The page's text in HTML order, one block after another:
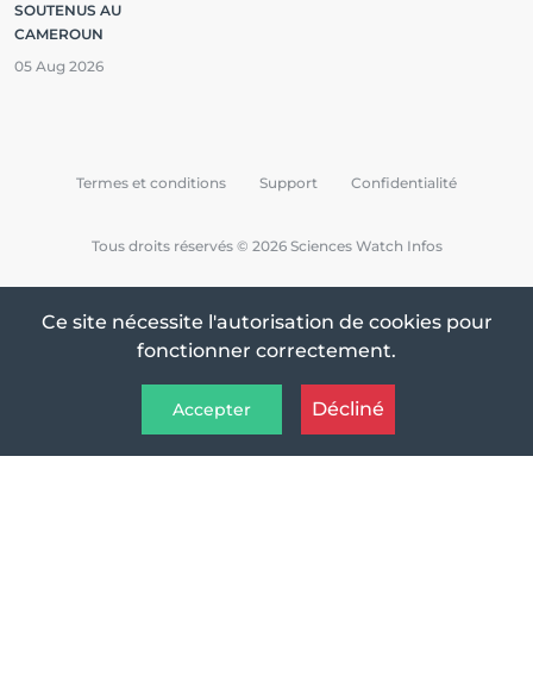
SOUTENUS AU
CAMEROUN
05 Aug 2026
Tous droits réservés © 2026 Sciences Watch Infos
Termes et conditions Support Confidentialité
Ce site nécessite l'autorisation de cookies pour
fonctionner correctement.
Accepter Décliné